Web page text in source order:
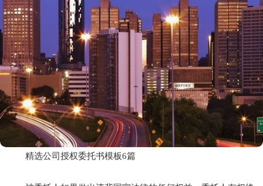
精选公司授权委托书模板6篇